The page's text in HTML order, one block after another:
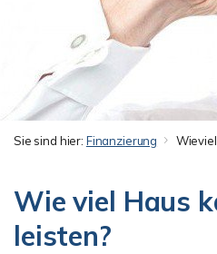
Sie sind hier: Finanzierung
Wie viel Haus
leisten?